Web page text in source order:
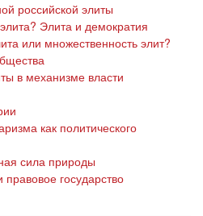
российской элиты
Элита и демократия
или множественность элит?
в механизме власти
как политического
сила природы
государство